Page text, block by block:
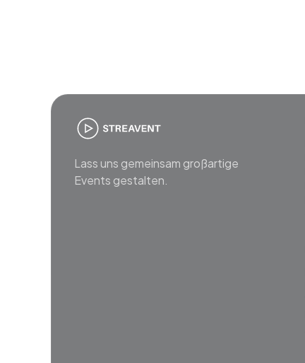
Lass uns gemeinsam großartige
Events gestalten.